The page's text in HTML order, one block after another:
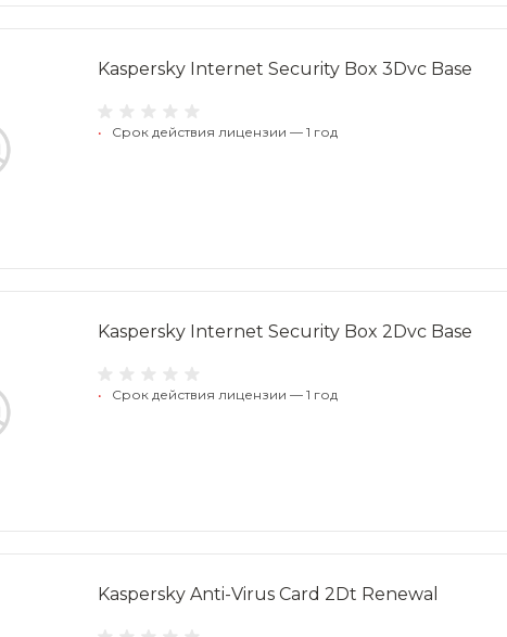
Kaspersky Internet Security Box 3Dvc Base
• Срок действия лицензии — 1 год
Kaspersky Internet Security Box 2Dvc Base
• Срок действия лицензии — 1 год
Kaspersky Anti-Virus Card 2Dt Renewal